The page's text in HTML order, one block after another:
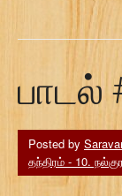
பாடல்
Posted by
தந்திரம் - 10.